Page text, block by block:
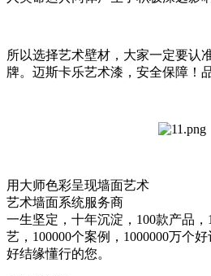
所以选择艺术壁材，大家一定要认
牌。迈斯卡乐艺术漆，安全保障！
用大师色彩呈现墙面艺术
艺术墙面系统服务商
一生坚定，十年沉淀，100款产品，
艺，100000个案例，1000000万个
好结缘懂行的您。